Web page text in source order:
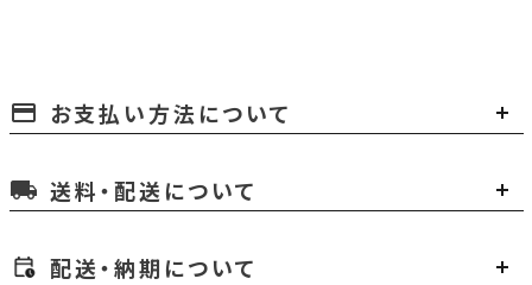
payment お支払い方法について
local_shipping 送料・配送について
配送・納期について